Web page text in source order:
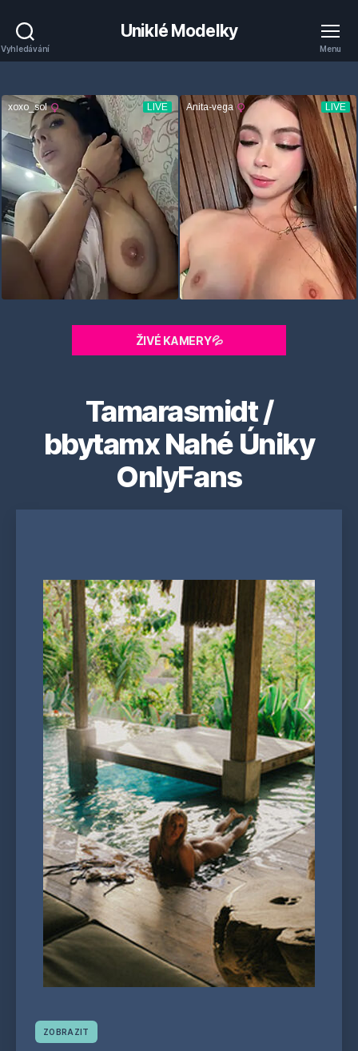
Vyhledávání
Uniklé Modelky
Menu
ŽIVÉ KAMERY💦
Tamarasmidt /
bbytamx Nahé Úniky
OnlyFans
ZOBRAZIT